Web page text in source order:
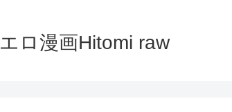
エロ漫画Hitomi raw